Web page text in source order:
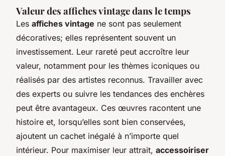
Valeur des affiches vintage dans le temps
Les affiches vintage ne sont pas seulement
décoratives; elles représentent souvent un
investissement. Leur rareté peut accroître leur
valeur, notamment pour les thèmes iconiques ou
réalisés par des artistes reconnus. Travailler avec
des experts ou suivre les tendances des enchères
peut être avantageux. Ces œuvres racontent une
histoire et, lorsqu’elles sont bien conservées,
ajoutent un cachet inégalé à n’importe quel
intérieur. Pour maximiser leur attrait, accessoiriser